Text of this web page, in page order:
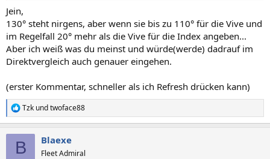
Jein,
130° steht nirgens, aber wenn sie bis zu 110° für die Vive und
im Regelfall 20° mehr als die Vive für die Index angeben...
Aber ich weiß was du meinst und würde(werde) dadrauf im
Direktvergleich auch genauer eingehen.
(erster Kommentar, schneller als ich Refresh drücken kann)
R
e
Tzk undtwoface88
B Blaexe
Fleet Admiral